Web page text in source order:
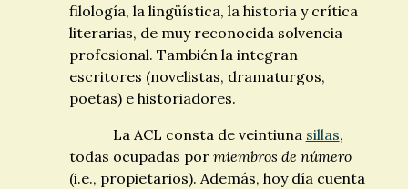
filología, la lingüística, la historia y crítica
literarias, de muy reconocida solvencia
profesional. También la integran
escritores (novelistas, dramaturgos,
poetas) e historiadores.
La ACL consta de veintiuna sillas,
todas ocupadas por miembros de número
(i.e., propietarios). Además, hoy día cuenta